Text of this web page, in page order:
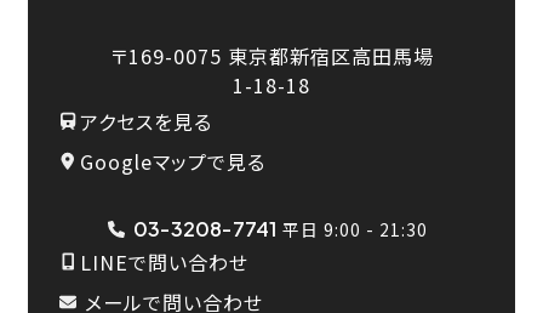
〒169-0075 東京都新宿区高田馬場
1-18-18
アクセスを見る
Googleマップで見る
03-3208-7741 平日 9:00 - 21:30
LINEで問い合わせ
メールで問い合わせ